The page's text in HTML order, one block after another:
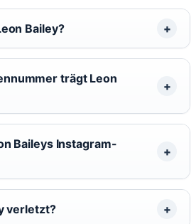
Bailey?
trägt Leon
Baileys Instagram-
verletzt?